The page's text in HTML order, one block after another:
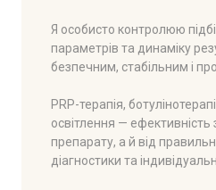
Я особисто контролюю
параметрів та динаміку
безпечним, стабільним і
PRP-терапія,
освітлення —
препарату, а й від
діагностики та